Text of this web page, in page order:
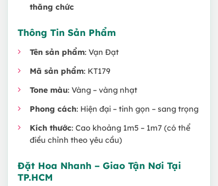
thăng chức
Thông Tin Sản Phẩm
Tên sản phẩm: Vạn Đạt
Mã sản phẩm: KT179
Tone màu: Vàng – vàng nhạt
Phong cách: Hiện đại – tinh gọn – sang trọng
Kích thước: Cao khoảng 1m5 – 1m7 (có thể
điều chỉnh theo yêu cầu)
Đặt Hoa Nhanh – Giao Tận Nơi Tại
TP.HCM